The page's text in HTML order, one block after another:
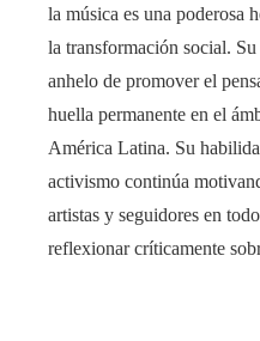
la música es una poderosa
la transformación social.
anhelo de promover el
huella permanente en el
América Latina. Su
activismo continúa
artistas y seguidores en
reflexionar críticamente